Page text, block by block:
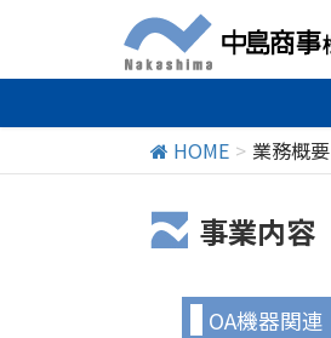
HOME 業務概要
事業内容
OA機器関連